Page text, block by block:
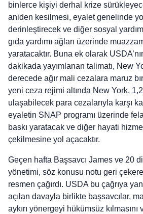
binlerce kişiyi derhal krize
aniden kesilmesi, eyalet genelinde
derinleştirecek ve diğer sosyal
gıda yardımı ağları üzerinde
yaratacaktır. Buna ek olarak
dakikada yayımlanan talimatı, New
derecede ağır mali cezalara maruz
yeni ceza rejimi altında New York,
ulaşabilecek para cezalarıyla karşı
eyaletin SNAP programı üzerinde
baskı yaratacak ve diğer hayati
çekilmesine yol açacaktır.
Geçen hafta Başsavcı James ve 20
yönetimi, söz konusu notu geri
resmen çağırdı. USDA bu çağrıya
açılan davayla birlikte başsavcılar,
aykırı yönergeyi hükümsüz